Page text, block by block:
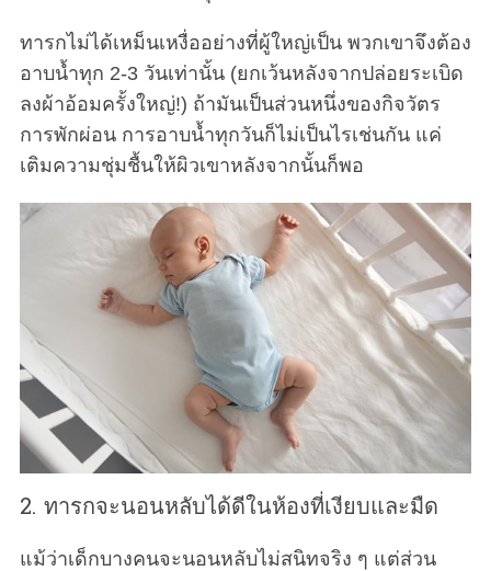
ทารกไม่ได้เหม็นเหงื่ออย่างที่ผู้ใหญ่เป็น พวกเขาจึงต้อง
อาบน้ำทุก 2-3 วันเท่านั้น (ยกเว้นหลังจากปล่อยระเบิด
ลงผ้าอ้อมครั้งใหญ่!) ถ้ามันเป็นส่วนหนึ่งของกิจวัตร
การพักผ่อน การอาบน้ำทุกวันก็ไม่เป็นไรเช่นกัน แค่
เติมความชุ่มชื้นให้ผิวเขาหลังจากนั้นก็พอ
2. ทารกจะนอนหลับได้ดีในห้องที่เงียบและมืด
แม้ว่าเด็กบางคนจะนอนหลับไม่สนิทจริง ๆ แต่ส่วน